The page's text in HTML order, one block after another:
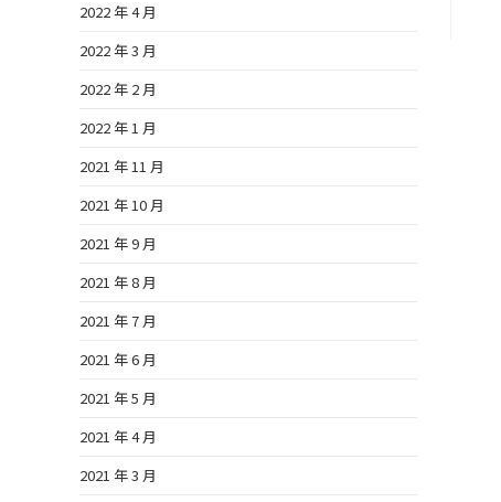
2022 年 4 月
2022 年 3 月
2022 年 2 月
2022 年 1 月
2021 年 11 月
2021 年 10 月
2021 年 9 月
2021 年 8 月
2021 年 7 月
2021 年 6 月
2021 年 5 月
2021 年 4 月
2021 年 3 月